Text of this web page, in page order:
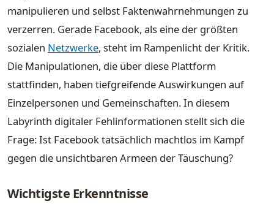
manipulieren und selbst Faktenwahrnehmungen zu
verzerren. Gerade Facebook, als eine der größten
sozialen Netzwerke, steht im Rampenlicht der Kritik.
Die Manipulationen, die über diese Plattform
stattfinden, haben tiefgreifende Auswirkungen auf
Einzelpersonen und Gemeinschaften. In diesem
Labyrinth digitaler Fehlinformationen stellt sich die
Frage: Ist Facebook tatsächlich machtlos im Kampf
gegen die unsichtbaren Armeen der Täuschung?
Wichtigste Erkenntnisse